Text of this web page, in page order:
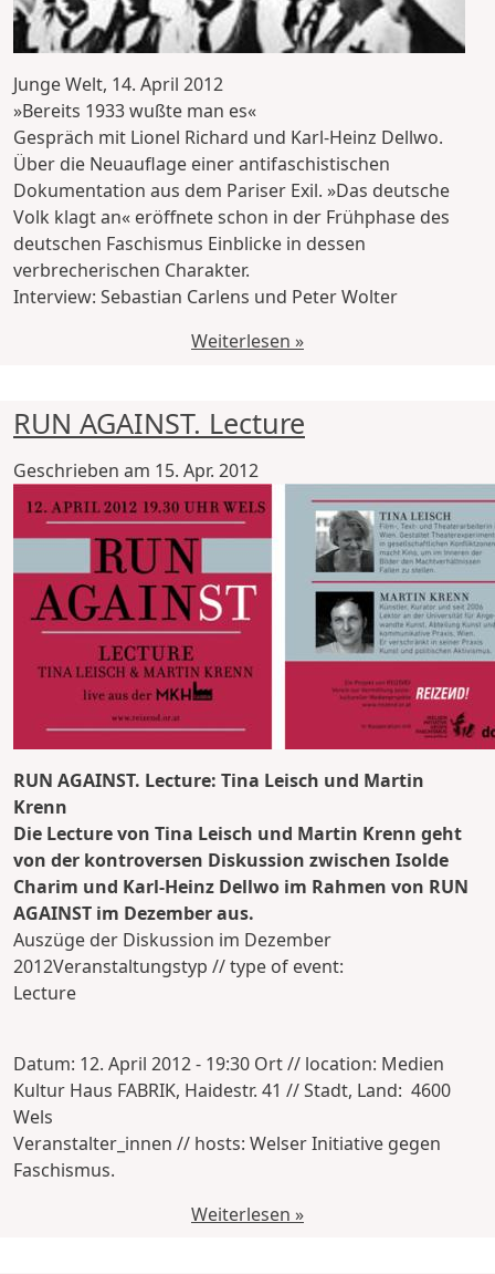
Junge Welt, 14. April 2012
»Bereits 1933 wußte man es«
Gespräch mit Lionel Richard und Karl-Heinz Dellwo.
Über die Neuauflage einer antifaschistischen
Dokumentation aus dem Pariser Exil. »Das deutsche
Volk klagt an« eröffnete schon in der Frühphase des
deutschen Faschismus Einblicke in dessen
verbrecherischen Charakter.
Interview: Sebastian Carlens und Peter Wolter
Weiterlesen »
RUN AGAINST. Lecture
Geschrieben am 15. Apr. 2012
RUN AGAINST. Lecture: Tina Leisch und Martin
Krenn
Die Lecture von Tina Leisch und Martin Krenn geht
von der kontroversen Diskussion zwischen Isolde
Charim und Karl-Heinz Dellwo im Rahmen von RUN
AGAINST im Dezember aus.
Auszüge der Diskussion im Dezember
2012Veranstaltungstyp // type of event:
Lecture
Datum: 12. April 2012 - 19:30 Ort // location: Medien
Kultur Haus FABRIK, Haidestr. 41 // Stadt, Land: 4600
Wels
Veranstalter_innen // hosts: Welser Initiative gegen
Faschismus.
Weiterlesen »